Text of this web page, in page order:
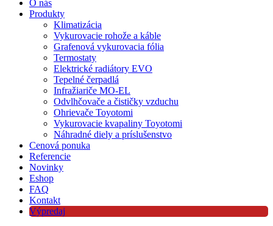
O nás
Produkty
Klimatizácia
Vykurovacie rohože a káble
Grafenová vykurovacia fólia
Termostaty
Elektrické radiátory EVO
Tepelné čerpadlá
Infražiariče MO-EL
Odvlhčovače a čističky vzduchu
Ohrievače Toyotomi
Vykurovacie kvapaliny Toyotomi
Náhradné diely a príslušenstvo
Cenová ponuka
Referencie
Novinky
Eshop
FAQ
Kontakt
Výpredaj